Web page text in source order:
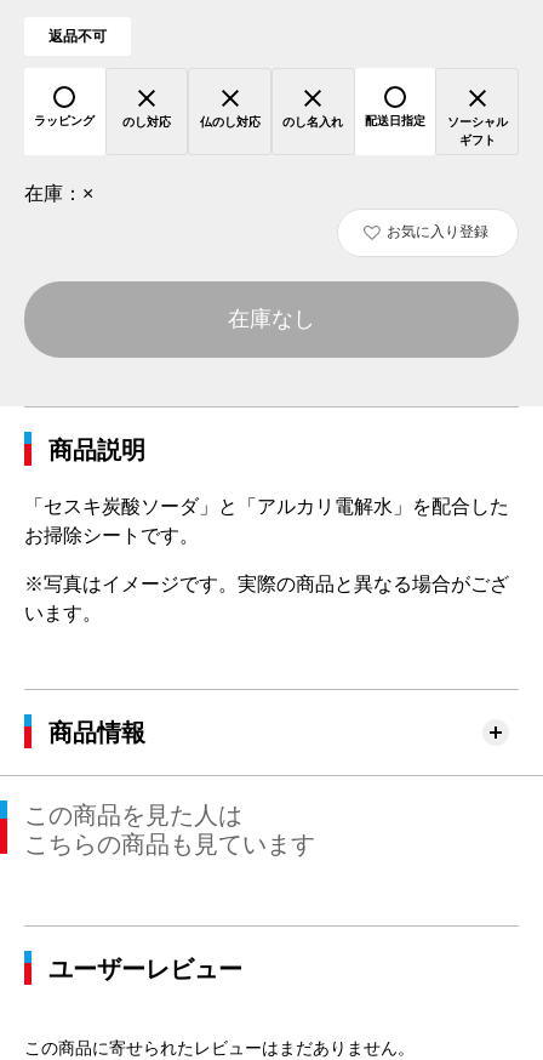
返品不可
ラッピング のし対応 仏のし対応 のし名入れ 配送日指定
ソーシャル
ギフト
在庫： ×
お気に入り登録
在庫なし
商品説明
「セスキ炭酸ソーダ」と「アルカリ電解水」を配合した
お掃除シートです。
※写真はイメージです。実際の商品と異なる場合がござ
います。
商品情報
この商品を見た人は
こちらの商品も見ています
ユーザーレビュー
この商品に寄せられたレビューはまだありません。